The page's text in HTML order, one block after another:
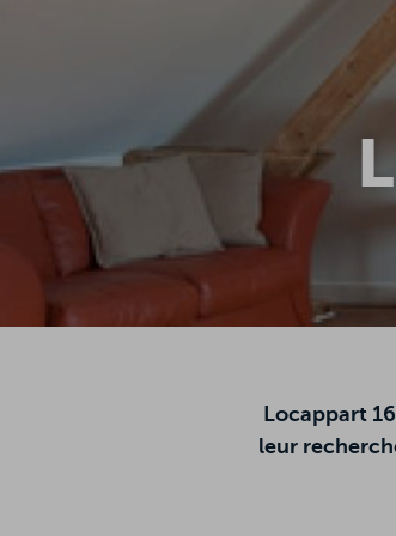
Locappart
leur